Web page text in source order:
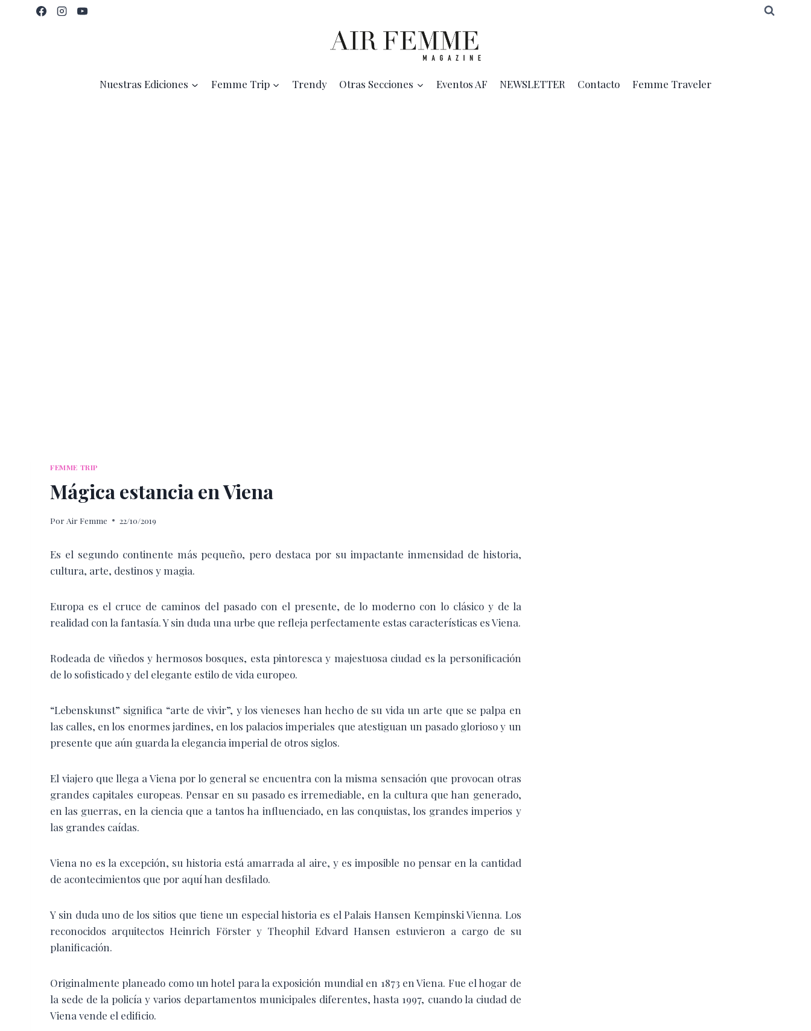
Nuestras Ediciones Femme Trip Trendy Otras Secciones Eventos AF NEWSLETTER Contacto Femme Traveler
FEMME TRIP
Mágica estancia en Viena
Por Air Femme 22/10/2019
Es el segundo continente más pequeño, pero destaca por su impactante inmensidad de historia,
cultura, arte, destinos y magia.
Europa es el cruce de caminos del pasado con el presente, de lo moderno con lo clásico y de la
realidad con la fantasía. Y sin duda una urbe que refleja perfectamente estas características es Viena.
Rodeada de viñedos y hermosos bosques, esta pintoresca y majestuosa ciudad es la personificación
de lo sofisticado y del elegante estilo de vida europeo.
“Lebenskunst” significa “arte de vivir”, y los vieneses han hecho de su vida un arte que se palpa en
las calles, en los enormes jardines, en los palacios imperiales que atestiguan un pasado glorioso y un
presente que aún guarda la elegancia imperial de otros siglos.
El viajero que llega a Viena por lo general se encuentra con la misma sensación que provocan otras
grandes capitales europeas. Pensar en su pasado es irremediable, en la cultura que han generado,
en las guerras, en la ciencia que a tantos ha influenciado, en las conquistas, los grandes imperios y
las grandes caídas.
Viena no es la excepción, su historia está amarrada al aire, y es imposible no pensar en la cantidad
de acontecimientos que por aquí han desfilado.
Y sin duda uno de los sitios que tiene un especial historia es el Palais Hansen Kempinski Vienna. Los
reconocidos arquitectos Heinrich Förster y Theophil Edvard Hansen estuvieron a cargo de su
planificación.
Originalmente planeado como un hotel para la exposición mundial en 1873 en Viena. Fue el hogar de
la sede de la policía y varios departamentos municipales diferentes, hasta 1997, cuando la ciudad de
Viena vende el edificio.